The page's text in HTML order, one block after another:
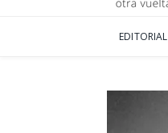
EDITORIAL